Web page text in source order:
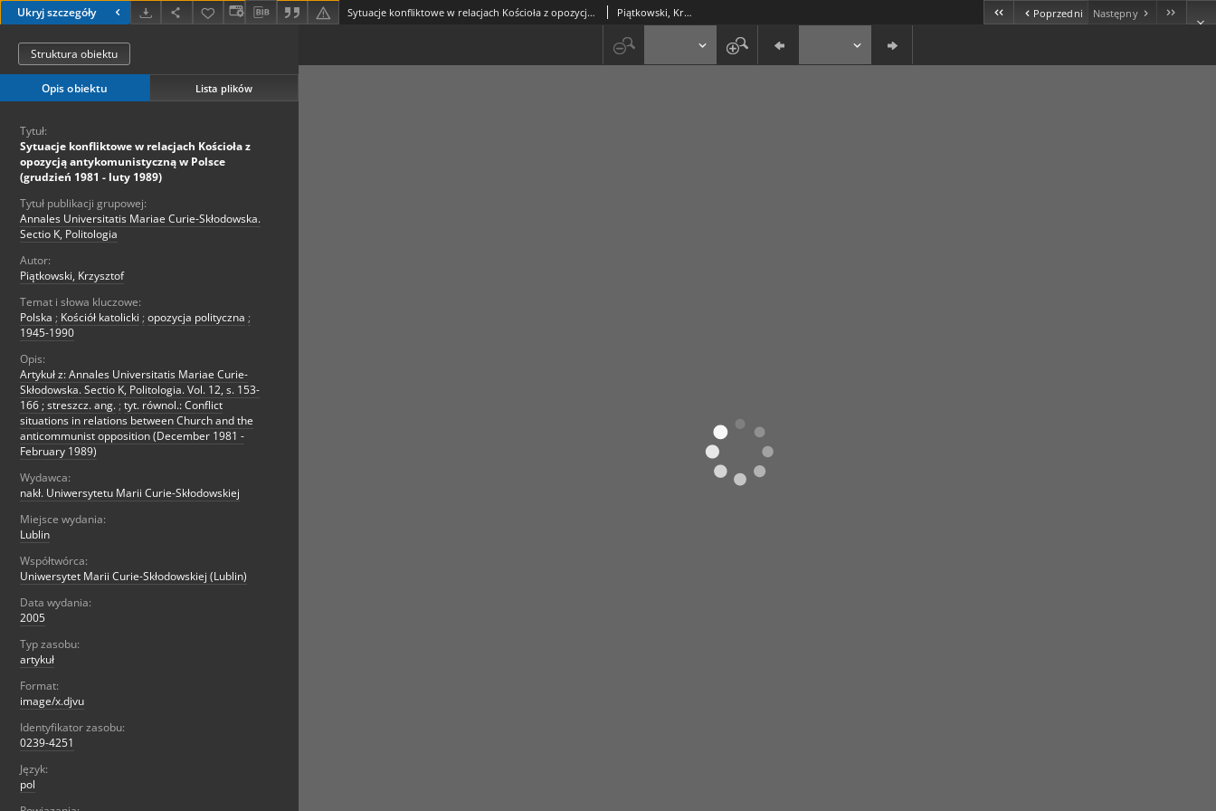
Ukryj szczegóły Sytuacje konfliktowe w relacjach Kościoła z opozycją antykomunistyczną w Polsce (grudzień 1981 - luty 1989) Piątkowski, Krzysztof Poprzedni Następny
Struktura obiektu
Opis obiektu Lista plików
Tytuł:
Sytuacje konfliktowe w relacjach Kościoła z
opozycją antykomunistyczną w Polsce
(grudzień 1981 - luty 1989)
Tytuł publikacji grupowej:
Annales Universitatis Mariae Curie-Skłodowska.
Sectio K, Politologia
Autor:
Piątkowski, Krzysztof
Temat i słowa kluczowe:
Polska ; Kościół katolicki ; opozycja polityczna ;
1945-1990
Opis:
Artykuł z: Annales Universitatis Mariae Curie-
Skłodowska. Sectio K, Politologia. Vol. 12, s. 153-
166 ; streszcz. ang. ; tyt. równol.: Conflict
situations in relations between Church and the
anticommunist opposition (December 1981 -
February 1989)
Wydawca:
nakł. Uniwersytetu Marii Curie-Skłodowskiej
Miejsce wydania:
Lublin
Współtwórca:
Uniwersytet Marii Curie-Skłodowskiej (Lublin)
Data wydania:
2005
Typ zasobu:
artykuł
Format:
image/x.djvu
Identyfikator zasobu:
0239-4251
Język:
pol